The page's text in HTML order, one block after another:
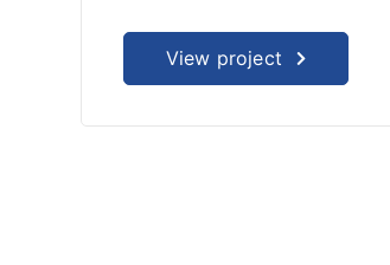
View project